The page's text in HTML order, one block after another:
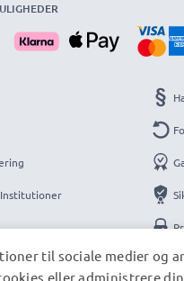
til sociale medier og
eller administrere